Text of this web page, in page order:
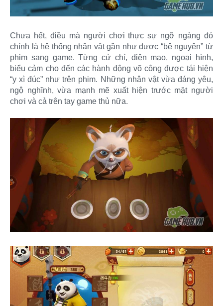
Chưa hết, điều mà người chơi thực sự ngỡ ngàng đó
chính là hệ thống nhân vật gần như được “bê nguyên” từ
phim sang game. Từng cử chỉ, diện mạo, ngoại hình,
biểu cảm cho đến các hành động võ công được tái hiện
“y xì đúc” như trên phim. Những nhân vật vừa đáng yêu,
ngộ nghĩnh, vừa mạnh mẽ xuất hiện trước mặt người
chơi và cả trên tay game thủ nữa.